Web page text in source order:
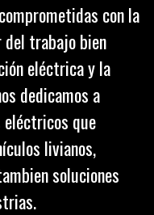
con la
del trabajo bien
eléctrica y la
dedicamos a
que
livianos,
soluciones